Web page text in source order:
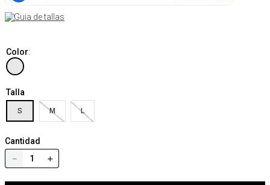
Guia de tallas
Color:
Talla
S M L
Cantidad
＋
－